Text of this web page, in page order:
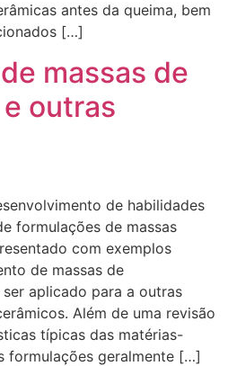
antes da queima, bem
[…]
massas de
outras
de habilidades
formulações de massas
com exemplos
de massas de
aplicado para a outras
Além de uma revisão
típicas das matérias-
formulações geralmente […]